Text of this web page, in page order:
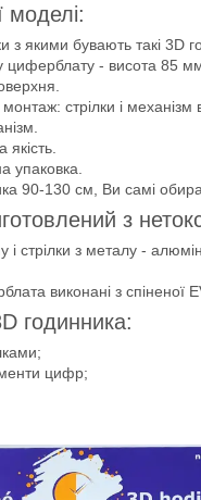
моделі:
з якими бувають такі
циферблату - висота 85
стрілки і
упаковка.
90-130 см, Ви самі
з
і стрілки з металу -
виконані з
годинника:
цифр;